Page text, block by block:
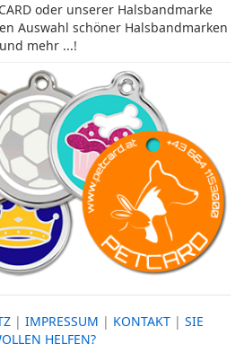
oder unserer Halsbandmarke
Auswahl schöner Halsbandmarken
mehr ...!
| IMPRESSUM | KONTAKT| SIE
HELFEN?